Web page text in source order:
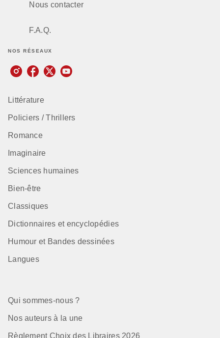
Nous contacter
F.A.Q.
NOS RÉSEAUX
Littérature
Policiers / Thrillers
Romance
Imaginaire
Sciences humaines
Bien-être
Classiques
Dictionnaires et encyclopédies
Humour et Bandes dessinées
Langues
Qui sommes-nous ?
Nos auteurs à la une
Règlement Choix des Libraires 2026